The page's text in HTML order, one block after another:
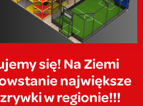
się! Na Ziemi
największe
w regionie!!!